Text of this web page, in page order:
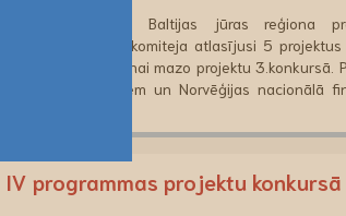
Interreg Baltijas jūras reģiona
Uzraudzības komiteja atlasījusi 5 projektus
piešķiršanai mazo projektu 3.konkursā.
fonda līdzekļiem un Norvēģijas nacionālā
programmas projektu konkursā